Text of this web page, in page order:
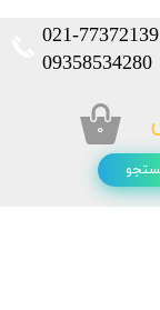
021-77372139​​​​​​​
​​​​​​​09358534280
۰